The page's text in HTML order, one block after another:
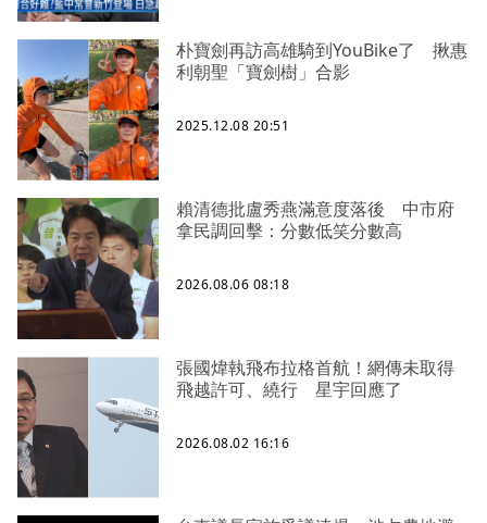
朴寶劍再訪高雄騎到YouBike了 揪惠
利朝聖「寶劍樹」合影
2025.12.08 20:51
賴清德批盧秀燕滿意度落後 中市府
拿民調回擊：分數低笑分數高
2026.08.06 08:18
張國煒執飛布拉格首航！網傳未取得
飛越許可、繞行 星宇回應了
2026.08.02 16:16